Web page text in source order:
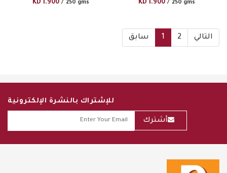
KD 1.900 / 250 gms KD 1.900 / 250 gms
سابق 1 2 التالي
للإشتراك بالنشرة الإلكترونية
أشترك